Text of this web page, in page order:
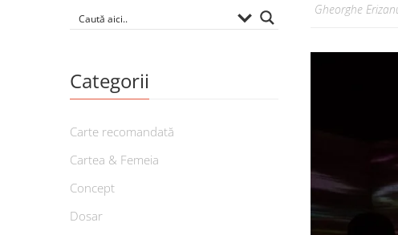
Gheorghe
Categorii
Carte recomandată
Cartea & Femeia
Concept
Dosar